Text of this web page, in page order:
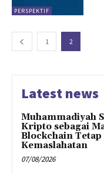
PERSPEKTIF
1 2
Latest news
Muhammadiyah
Kripto sebagai
Blockchain
Kemaslahatan
07/08/2026